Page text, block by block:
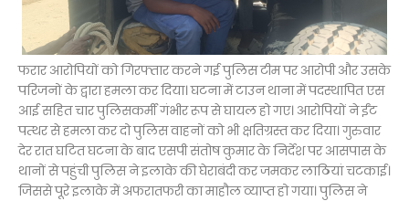
फरार आरोपियों को गिरफ्तार करने गई पुलिस टीम पर आरोपी और उसके
परिजनों के द्वारा हमला कर दिया। घटना में टाउन थाना में पदस्थापित एस
आई सहित चार पुलिसकर्मी गंभीर रूप से घायल हो गए। आरोपियों ने ईंट
पत्थर से हमला कर दो पुलिस वाहनों को भी क्षतिग्रस्त कर दिया। गुरुवार
देर रात घटित घटना के बाद एसपी संतोष कुमार के निर्देश पर आसपास के
थानों से पहुंची पुलिस ने इलाके की घेराबंदी कर जमकर लाठियां चटकाई।
जिससे पूरे इलाके में अफरातफरी का माहौल व्याप्त हो गया। पुलिस ने